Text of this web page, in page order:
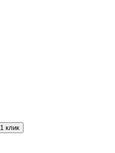
клик